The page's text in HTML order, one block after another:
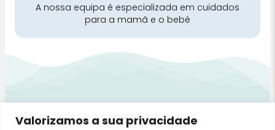
Valorizamos a sua privacidade
A nossa equipa é especializada em cuidados
para a mamã e o bebé
Pra Mamã